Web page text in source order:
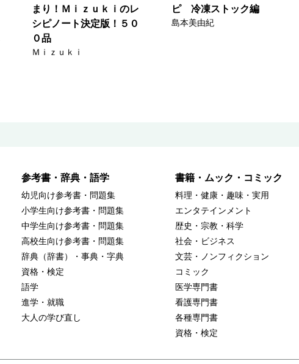
まり！Ｍｉｚｕｋｉのレ
シピノート決定版！５０
０品
Ｍｉｚｕｋｉ
ピ 冷凍ストック編
島本美由紀
参考書・辞典・語学
幼児向け参考書・問題集
小学生向け参考書・問題集
中学生向け参考書・問題集
高校生向け参考書・問題集
辞典（辞書）・事典・字典
資格・検定
語学
進学・就職
大人の学び直し
書籍・ムック・コミック
料理・健康・趣味・実用
エンタテインメント
歴史・宗教・科学
社会・ビジネス
文芸・ノンフィクション
コミック
医学専門書
看護専門書
各種専門書
資格・検定